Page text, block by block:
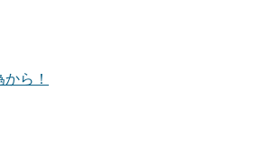
ら！